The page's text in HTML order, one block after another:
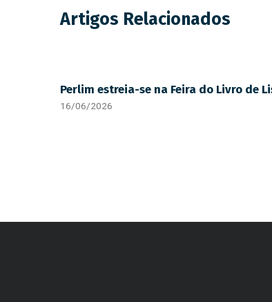
Artigos Relacionados
Perlim estreia-se na Feira do Livro de
16/06/2026